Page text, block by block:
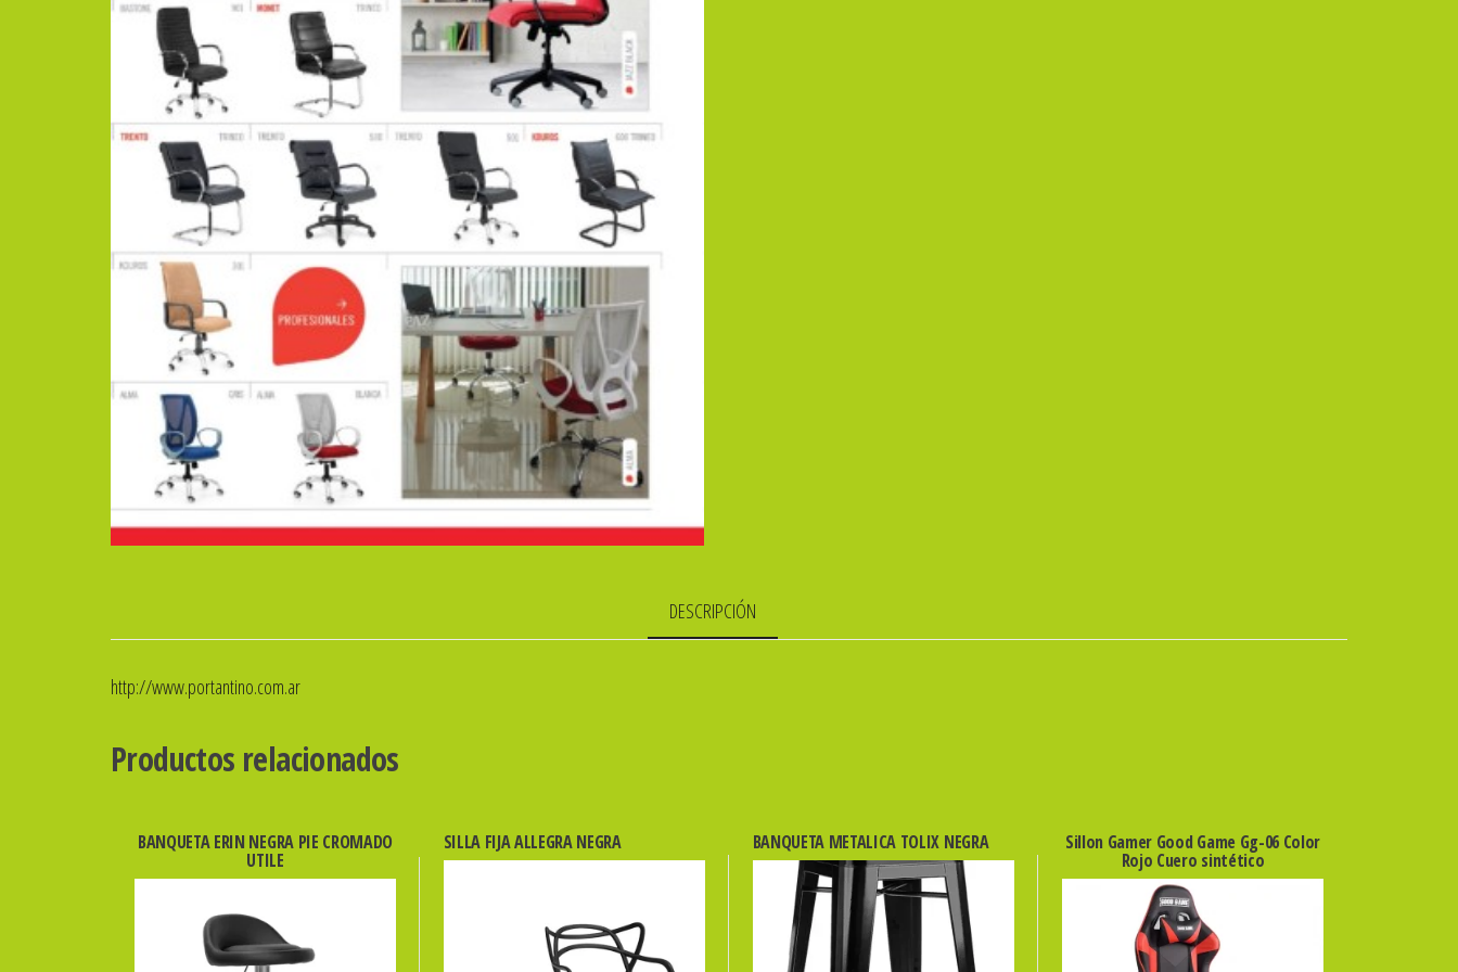
DESCRIPCIÓN
http://www.portantino.com.ar
Productos relacionados
BANQUETA ERIN NEGRA PIE CROMADO
UTILE
SILLA FIJA ALLEGRA NEGRA BANQUETA METALICA TOLIX NEGRA Sillon Gamer Good Game Gg-06 Color
Rojo Cuero sintético